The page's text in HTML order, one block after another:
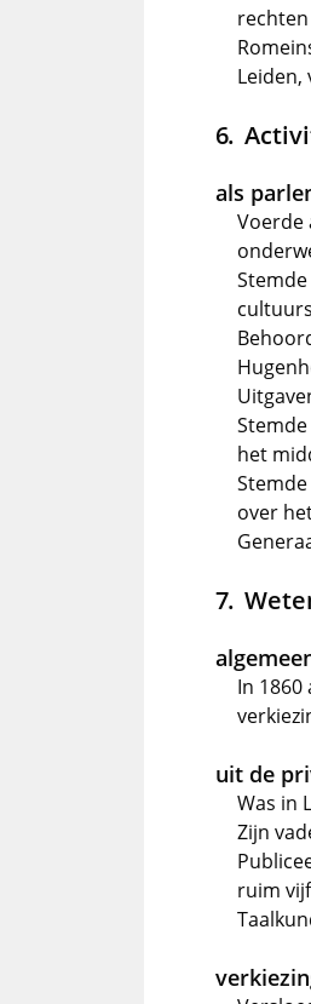
Leiden,
als
Voerde
het
over
In
uit de
Was in
Zijn
ruim